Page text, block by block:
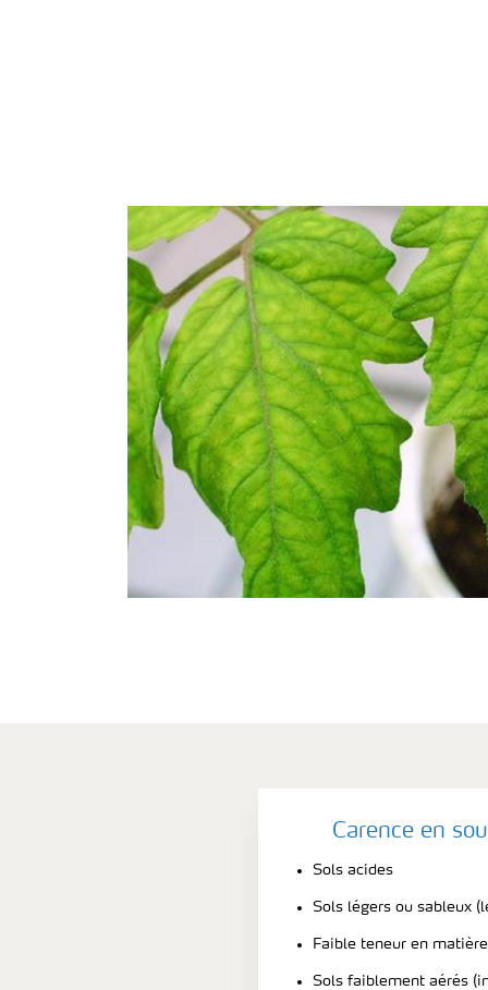
Carence en
Sols acides
Sols légers ou sableux
Faible teneur en
Sols faiblement aérés